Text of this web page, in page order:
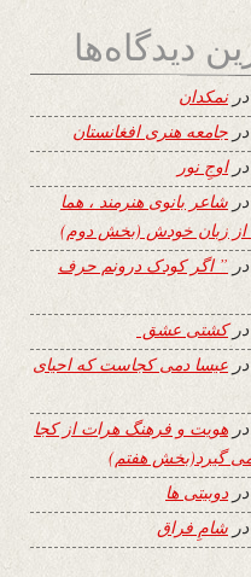
دیدگاه‌ها
درنمکدان
در جامعه هنری افغانستان
دراوجِ نور
در شاعر بانوی هنرمند ، هما
زبان خودش (بخش دوم)
در ” اگر کودک درونم حرف
درکشتی عشق
در عیسا دمی کجاست که احیای
در هویت و فرهنگ هرات از کجا
گیرد(بخش هفتم)
دردوبیتی ها
در شامِ فراق